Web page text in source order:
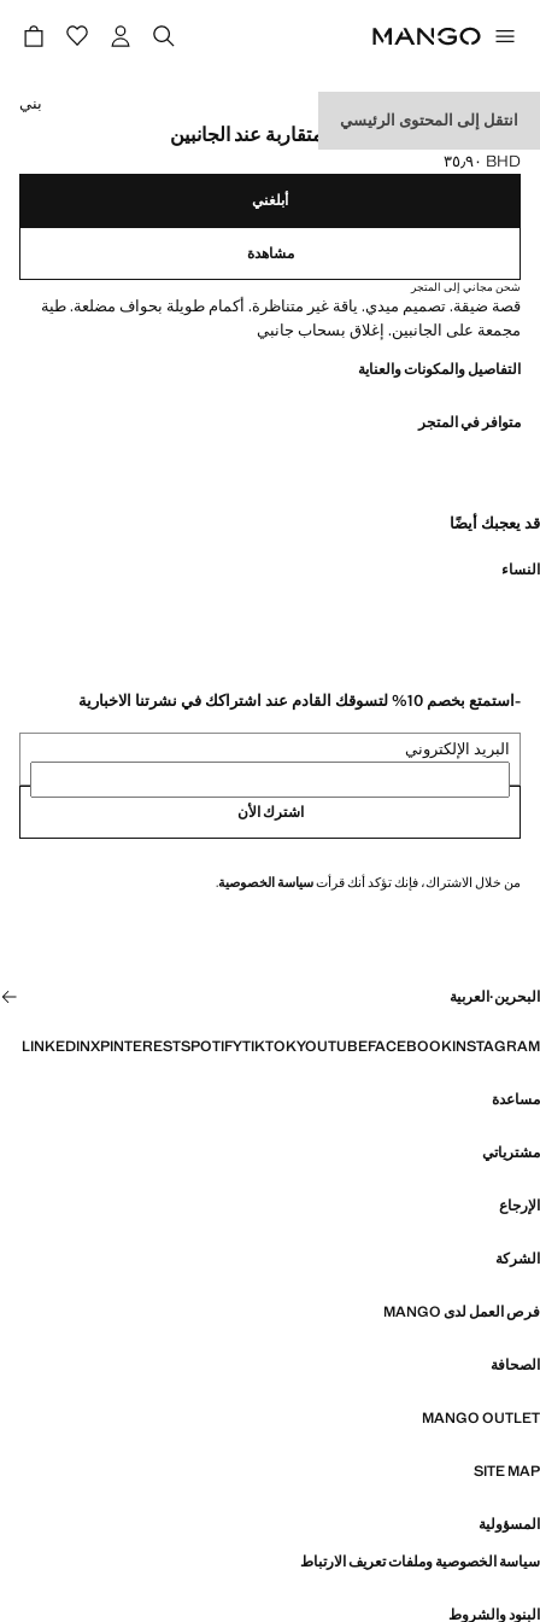
انتقل إلى المحتوى الرئيسي
فستان غير متماثل بطيات متقاربة عند الجانبين
السعر الحالي [BHD ٣٥٫٩٠ ]
BHD ٣٥٫٩٠
حدد اللون
بني
أبلغني
مشاهدة
شحن مجاني إلى المتجر
قصة ضيقة. تصميم ميدي. ياقة غير متناظرة. أكمام طويلة بحواف مضلعة. طية
مجمعة على الجانبين. إغلاق بسحاب جانبي
التفاصيل والمكونات والعناية
متوافر في المتجر
قد يعجبك أيضًا
النساء
-استمتع بخصم 10% لتسوقك القادم عند اشتراكك في نشرتنا الاخبارية
البريد الإلكتروني
اشترك الأن
من خلال الاشتراك، فإنك تؤكد أنك قرأتسياسة الخصوصية.
البحرين·العربية
INSTAGRAM
FACEBOOK
YOUTUBE
TIKTOK
SPOTIFY
PINTEREST
X
LINKEDIN
مساعدة
مشترياتي
الإرجاع
الشركة
فرص العمل لدى MANGO
الصحافة
MANGO OUTLET
SITE MAP
المسؤولية
سياسة الخصوصية وملفات تعريف الارتباط
البنود والشروط